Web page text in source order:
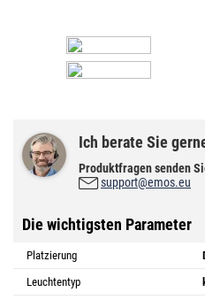
Ich berate Sie
Produktfragen senden
support@emos.eu
Die wichtigsten Parameter
Platzierung
Leuchtentyp